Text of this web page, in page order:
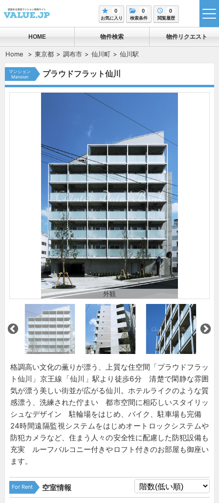
0
お気に入り
0
検索条件
0
閲覧履歴
HOME 物件検索 物件リクエスト
Home 東京都 調布市 仙川町 仙川駅
マンション
Mansion
プラウドフラット仙川
外観
格調高い文化の薫りが漂う、上質な住空間「プラウドフラッ
ト仙川」京王線「仙川」駅より徒歩6分 清楚で閑静な雰囲
気が漂う美しい街並が広がる仙川。ホテルライクのような質
感漂う、洗練された佇まい 都市空間に相応しいスタイリッ
シュなデザイン 駐輪場をはじめ、バイク、駐車場も完備
24時間遠隔監視システムをはじめオートロックシステムや
防犯カメラなど、住まう人々の安全性に配慮した防犯設備も
充実 ルーフバルコニー付きやロフト付きのお部屋も御座い
ます。
For Rent 空室情報